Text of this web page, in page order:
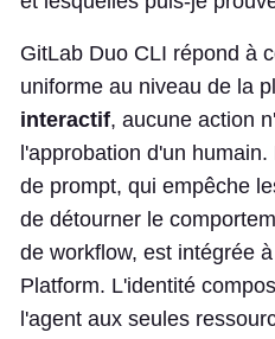
GitLab Duo CLI répond à
uniforme au niveau de la
interactif, aucune action
l'approbation d'un
de prompt, qui empêche
de détourner le
de workflow, est intégrée
Platform. L'identité
l'agent aux seules